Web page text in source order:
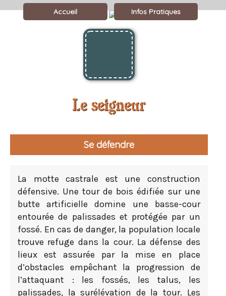
Accueil Infos Pratiques
Le seigneur
Se défendre
La motte castrale est une construction
défensive. Une tour de bois édifiée sur une
butte artificielle domine une basse-cour
entourée de palissades et protégée par un
fossé. En cas de danger, la population locale
trouve refuge dans la cour. La défense des
lieux est assurée par la mise en place
d’obstacles empêchant la progression de
l’attaquant : les fossés, les talus, les
palissades, la surélévation de la tour. Les